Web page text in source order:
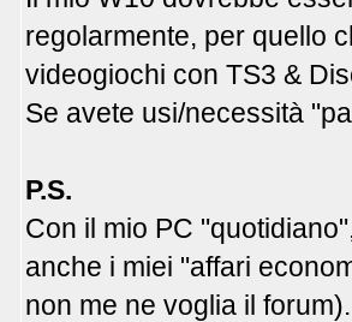
regolarmente, per quello
videogiochi con TS3 &
Se avete usi/necessità
P.S.
Con il mio PC
anche i miei "affari
non me ne voglia il